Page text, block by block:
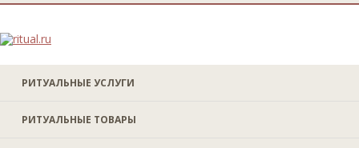
РИТУАЛЬНЫЕ УСЛУГИ
РИТУАЛЬНЫЕ ТОВАРЫ